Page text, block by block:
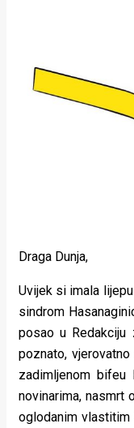
Kolumne
stolom
Život
pokretu
Draga Dunja,
Uvijek si imala
sindrom
posao u
poznato,
zadimljenom bifeu
novinarima, nasmrt
oglodanim vlastitim